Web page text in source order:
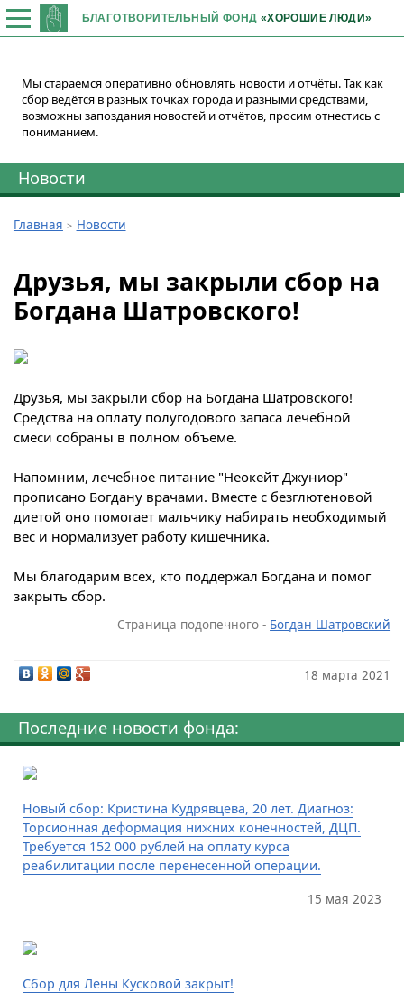
БЛАГОТВОРИТЕЛЬНЫЙ ФОНД «ХОРОШИЕ ЛЮДИ»
Мы стараемся оперативно обновлять новости и отчёты. Так как
сбор ведётся в разных точках города и разными средствами,
возможны запоздания новостей и отчётов, просим отнестись с
пониманием.
Новости
Главная Новости
Друзья, мы закрыли сбор на
Богдана Шатровского!
Друзья, мы закрыли сбор на Богдана Шатровского!
Средства на оплату полугодового запаса лечебной
смеси собраны в полном объеме.
Напомним, лечебное питание "Неокейт Джуниор"
прописано Богдану врачами. Вместе с безглютеновой
диетой оно помогает мальчику набирать необходимый
вес и нормализует работу кишечника.
Мы благодарим всех, кто поддержал Богдана и помог
закрыть сбор.
Страница подопечного - Богдан Шатровский
18 марта 2021
Последние новости фонда:
Новый сбор: Кристина Кудрявцева, 20 лет. Диагноз:
Торсионная деформация нижних конечностей, ДЦП.
Требуется 152 000 рублей на оплату курса
реабилитации после перенесенной операции.
15 мая 2023
Сбор для Лены Кусковой закрыт!